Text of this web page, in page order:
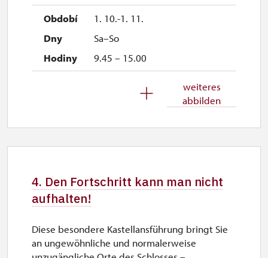
1. 10.-1. 11.
Sa–So
9.45 – 15.00
26. 10.-30. 10.
2. 11.-31. 12.
geschlossen
weiteres
abbilden
4. Den Fortschritt kann man nicht
aufhalten!
Diese besondere Kastellansführung bringt Sie
an ungewöhnliche und normalerweise